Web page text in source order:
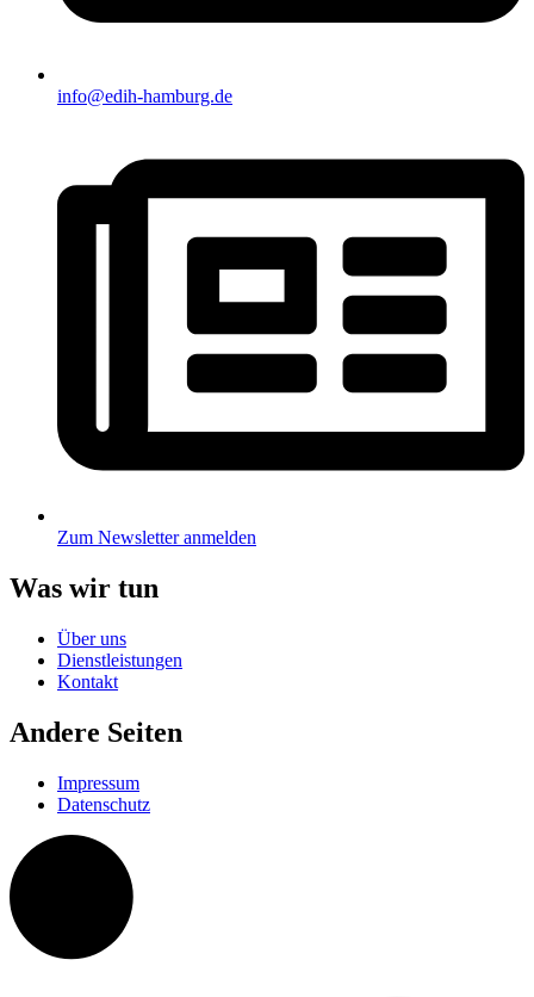
info@edih-hamburg.de
Zum Newsletter anmelden
Was wir tun
Über uns
Dienstleistungen
Kontakt
Andere Seiten
Impressum
Datenschutz